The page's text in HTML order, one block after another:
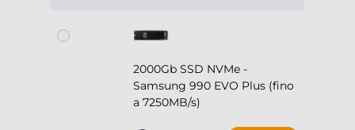
2000Gb SSD NVMe -
Samsung 990 EVO Plus (fino
a 7250MB/s)